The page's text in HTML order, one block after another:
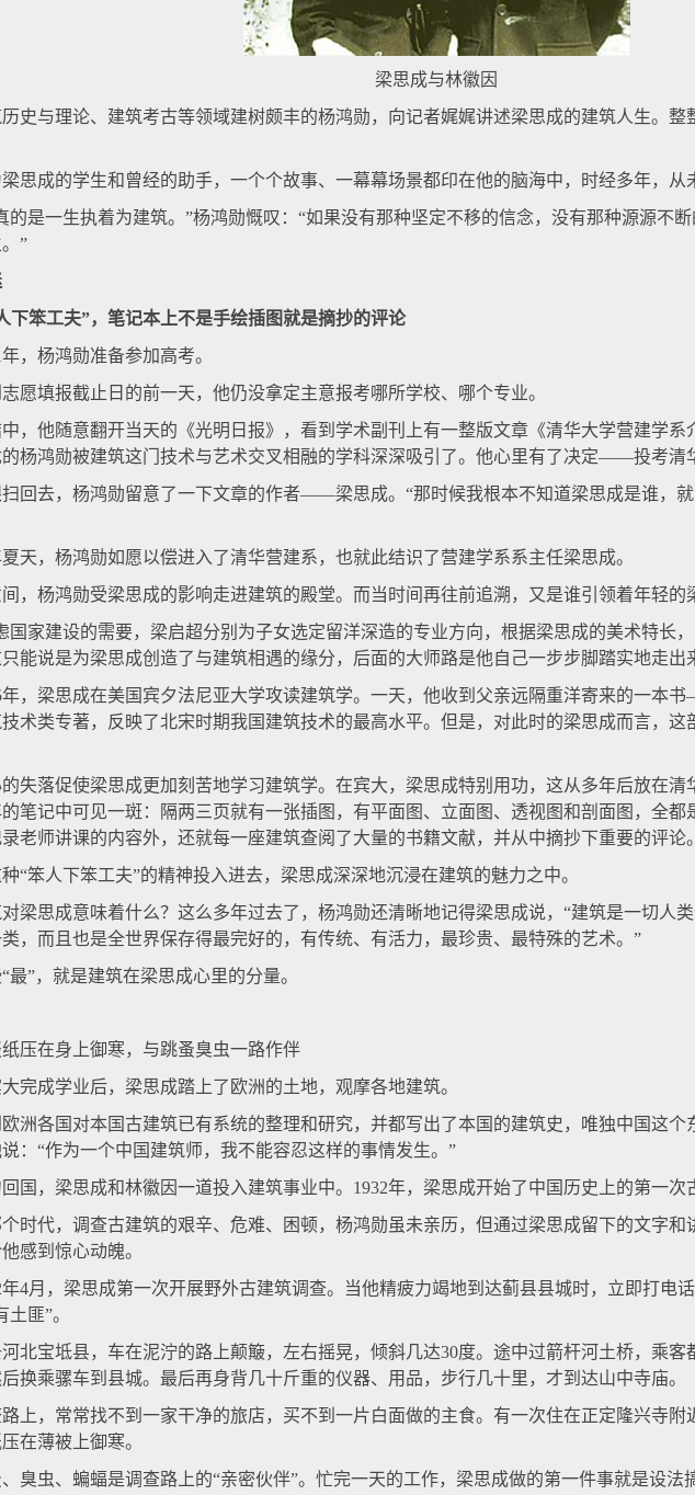
梁思成与林徽因
史与理论、建筑考古等领域建树颇丰的杨鸿勋，向记者娓娓讲述梁思成的建筑人生。整
成的学生和曾经的助手，一个个故事、一幕幕场景都印在他的脑海中，时经多年，从
是一生执着为建筑。”杨鸿勋慨叹：“如果没有那种坚定不移的信念，没有那种源源不
”
笨工夫”，笔记本上不是手绘插图就是摘抄的评论
杨鸿勋准备参加高考。
填报截止日的前一天，他仍没拿定主意报考哪所学校、哪个专业。
他随意翻开当天的《光明日报》，看到学术副刊上有一整版文章《清华大学营建学系
杨鸿勋被建筑这门技术与艺术交叉相融的学科深深吸引了。他心里有了决定——投考清
去，杨鸿勋留意了一下文章的作者——梁思成。“那时候我根本不知道梁思成是谁，就
，杨鸿勋如愿以偿进入了清华营建系，也就此结识了营建学系系主任梁思成。
杨鸿勋受梁思成的影响走进建筑的殿堂。而当时间再往前追溯，又是谁引领着年轻的
家建设的需要，梁启超分别为子女选定留洋深造的专业方向，根据梁思成的美术特长
能说是为梁思成创造了与建筑相遇的缘分，后面的大师路是他自己一步步脚踏实地走出
梁思成在美国宾夕法尼亚大学攻读建筑学。一天，他收到父亲远隔重洋寄来的一本
术类专著，反映了北宋时期我国建筑技术的最高水平。但是，对此时的梁思成而言，这
落促使梁思成更加刻苦地学习建筑学。在宾大，梁思成特别用功，这从多年后放在清
笔记中可见一斑：隔两三页就有一张插图，有平面图、立面图、透视图和剖面图，全都
老师讲课的内容外，还就每一座建筑查阅了大量的书籍文献，并从中摘抄下重要的评论。
笨人下笨工夫”的精神投入进去，梁思成深深地沉浸在建筑的魅力之中。
思成意味着什么？这么多年过去了，杨鸿勋还清晰地记得梁思成说，“建筑是一切人
，而且也是全世界保存得最完好的，有传统、有活力，最珍贵、最特殊的艺术。”
”，就是建筑在梁思成心里的分量。
在身上御寒，与跳蚤臭虫一路作伴
成学业后，梁思成踏上了欧洲的土地，观摩各地建筑。
各国对本国古建筑已有系统的整理和研究，并都写出了本国的建筑史，唯独中国这个
：“作为一个中国建筑师，我不能容忍这样的事情发生。”
，梁思成和林徽因一道投入建筑事业中。1932年，梁思成开始了中国历史上的第一次
代，调查古建筑的艰辛、危难、困顿，杨鸿勋虽未亲历，但通过梁思成留下的文字和
感到惊心动魄。
月，梁思成第一次开展野外古建筑调查。当他精疲力竭地到达蓟县县城时，立即打电话
土匪”。
宝坻县，车在泥泞的路上颠簸，左右摇晃，倾斜几达30度。途中过箭杆河土桥，乘客
换乘骡车到县城。最后再身背几十斤重的仪器、用品，步行几十里，才到达山中寺庙。
，常常找不到一家干净的旅店，买不到一片白面做的主食。有一次住在正定隆兴寺附
在薄被上御寒。
虫、蝙蝠是调查路上的“亲密伙伴”。忙完一天的工作，梁思成做的第一件事就是设法